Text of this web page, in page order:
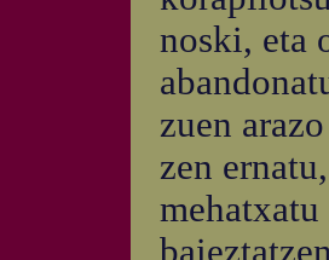
noski, eta
zuen
zen